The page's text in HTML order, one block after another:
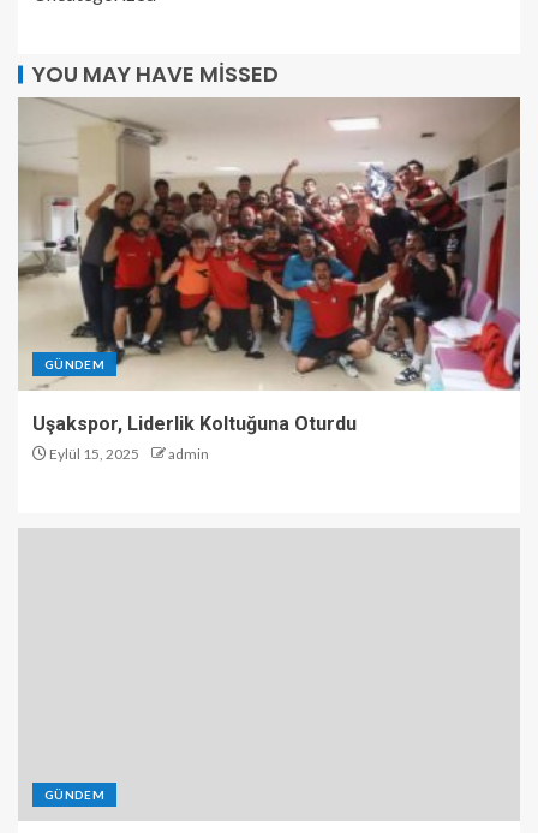
YOU MAY HAVE MISSED
GÜNDEM
Uşakspor, Liderlik Koltuğuna Oturdu
Eylül 15, 2025 admin
GÜNDEM